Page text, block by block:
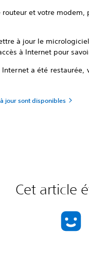
routeur et votre
à jour le
à Internet pour
Internet a été
jour sont disponibles
Cet article